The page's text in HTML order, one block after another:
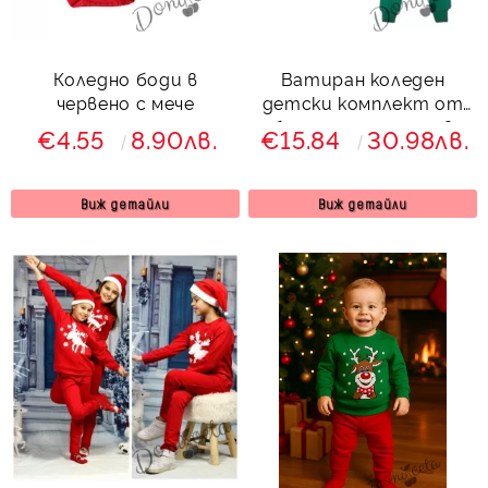
Коледно боди в
червено с мече
€4.55 8.90лв.
Виж детайли
Ватиран коледен
детски комплект от
блуза и панталон в
зелено с 3D еленче
€15.84 30.98лв.
Виж детайли